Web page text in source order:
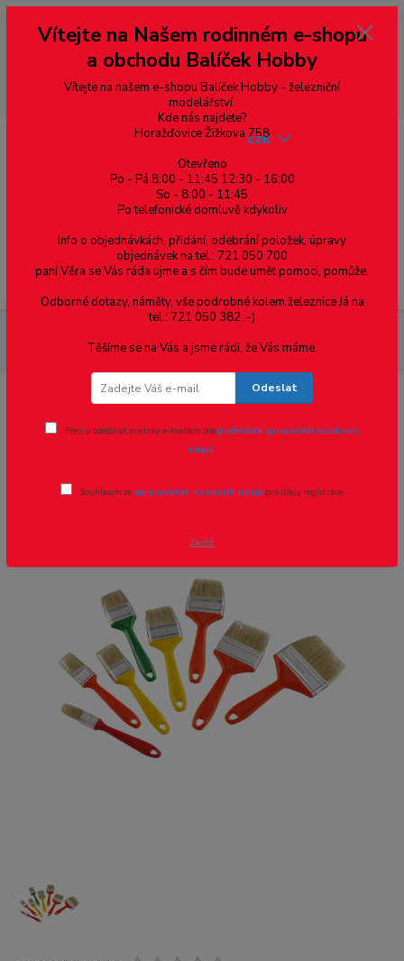
--- pro zákazníky ze Slovenska a jiných zemí, pokud chcete platit v eurech
přepněte si e-shop na euro 💶 pro přepočet měny - pravý horní roh ---
dobírky – pokud si z nějakého důvodu zásilku nevyzvednete, bude po
domluvě zaslána znovu s opětovnou platbou za poštovné, v opačném
případě bude zrušena a účet přidán na blacklist a rušeny následující
objednávky.
Menu
CZK
pigmenty a příslušenství
Štětec AMIKO 30mm
Vítejte na Našem rodinném e-shopu
a obchodu Balíček Hobby
Vítejte na našem e-shopu Balíček Hobby - železniční
modelářství.
Kde nás najdete?
Horažďovice Žižkova 758
Otevřeno
Po - Pá 8:00 - 11:45 12:30 - 16:00
So - 8:00 - 11:45
Po telefonické domluvě kdykoliv
Info o objednávkách, přidání, odebrání položek, úpravy
objednávek na tel.: 721 050 700
paní Věra se Vás ráda ujme a s čím bude umět pomoci, pomůže.
Odborné dotazy, náměty, vše podrobné kolem železnice Já na
tel.: 721 050 382 :-)
Těšíme se na Vás a jsme rádi, že Vás máme.
Odeslat
Přeji si odebírat novinky e-mailem dlepodmínek zpracování osobních
údajů.
Souhlasím se zpracováním osobních údajů pro účely registrace.
Zavřít